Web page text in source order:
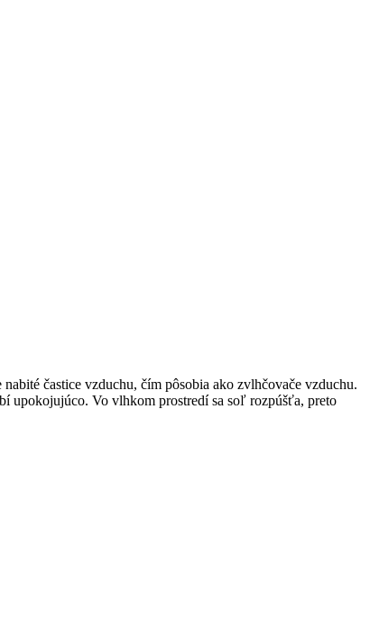
častice vzduchu, čím pôsobia ako zvlhčovače vzduchu.
upokojujúco. Vo vlhkom prostredí sa soľ rozpúšťa, preto